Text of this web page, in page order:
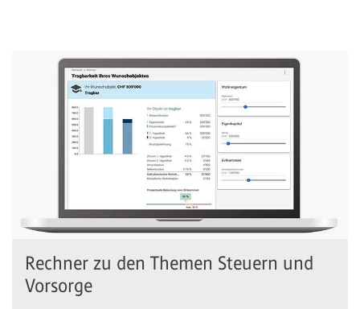
Rechner zu den Themen Steuern und
Vorsorge